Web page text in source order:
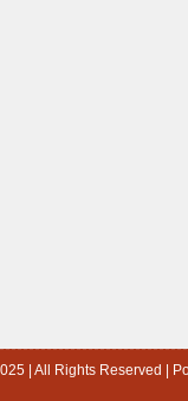
| All Rights Reserved |